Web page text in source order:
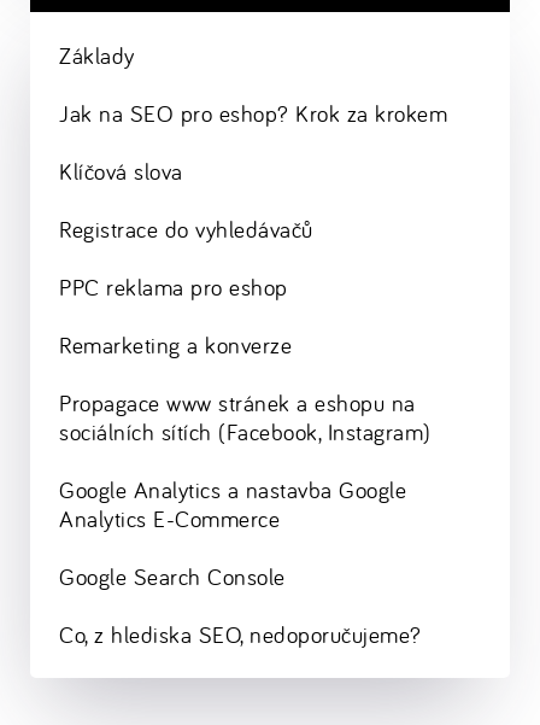
Základy
Jak na SEO pro eshop? Krok za krokem
Klíčová slova
Registrace do vyhledávačů
PPC reklama pro eshop
Remarketing a konverze
Propagace www stránek a eshopu na
sociálních sítích (Facebook, Instagram)
Google Analytics a nastavba Google
Analytics E-Commerce
Google Search Console
Co, z hlediska SEO, nedoporučujeme?